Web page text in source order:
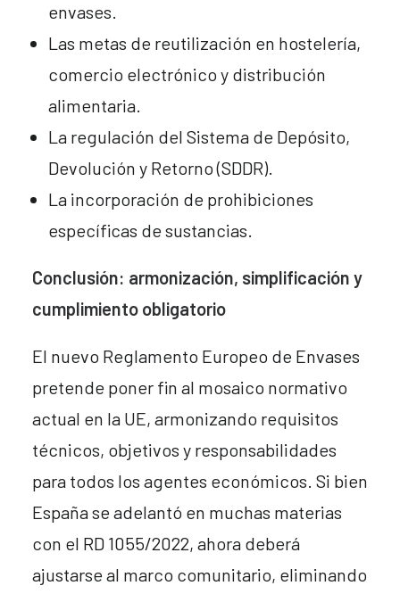
envases.
Las metas de reutilización en hostelería,
comercio electrónico y distribución
alimentaria.
La regulación del Sistema de Depósito,
Devolución y Retorno (SDDR).
La incorporación de prohibiciones
específicas de sustancias.
Conclusión: armonización, simplificación y
cumplimiento obligatorio
El nuevo Reglamento Europeo de Envases
pretende poner fin al mosaico normativo
actual en la UE, armonizando requisitos
técnicos, objetivos y responsabilidades
para todos los agentes económicos. Si bien
España se adelantó en muchas materias
con el RD 1055/2022, ahora deberá
ajustarse al marco comunitario, eliminando